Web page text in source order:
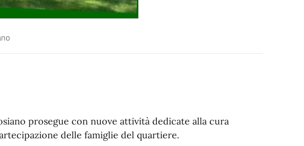
prosegue con nuove attività dedicate alla cura
delle famiglie del quartiere.